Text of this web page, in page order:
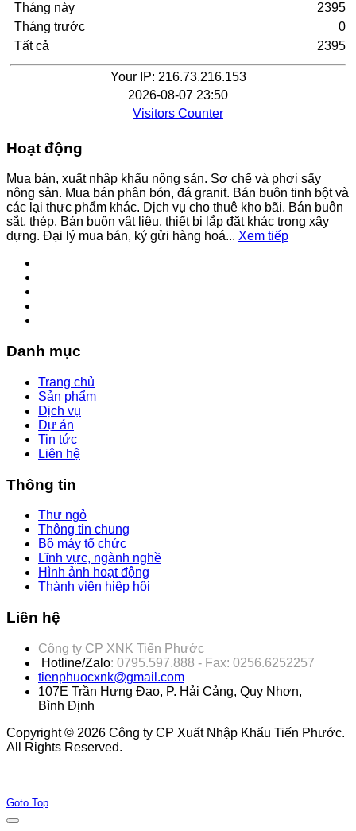
Tháng này
Tháng trước
Tất cả
2395
0
2395
Your IP: 216.73.216.153
2026-08-07 23:50
Visitors Counter
Hoạt động
Mua bán, xuất nhập khẩu nông sản. Sơ chế và phơi sấy
nông sản. Mua bán phân bón, đá granit. Bán buôn tinh bột và
các lại thực phẩm khác. Dịch vụ cho thuê kho bãi. Bán buôn
sắt, thép. Bán buôn vật liệu, thiết bị lắp đặt khác trong xây
dựng. Đại lý mua bán, ký gửi hàng hoá... Xem tiếp
Danh mục
Trang chủ
Sản phẩm
Dịch vụ
Dự án
Tin tức
Liên hệ
Thông tin
Thư ngỏ
Thông tin chung
Bộ máy tổ chức
Lĩnh vực, ngành nghề
Hình ảnh hoạt động
Thành viên hiệp hội
Liên hệ
Công ty CP XNK Tiến Phước
Hotline/Zalo: 0795.597.888 - Fax: 0256.6252257
tienphuocxnk@gmail.com
107E Trần Hưng Đạo, P. Hải Cảng, Quy Nhơn,
Bình Định
Copyright © 2026 Công ty CP Xuất Nhập Khẩu Tiến Phước.
All Rights Reserved.
Goto Top